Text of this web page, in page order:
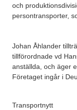
och
persontransporter,
Johan Åhlander
tillförordnade vd
anställda, och äger
Företaget ingår i
Transportnytt